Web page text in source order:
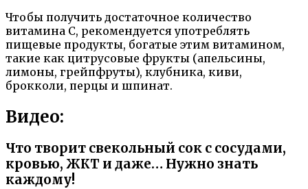
Чтобы получить достаточное количество
витамина С, рекомендуется употреблять
пищевые продукты, богатые этим витамином,
такие как цитрусовые фрукты (апельсины,
лимоны, грейпфруты), клубника, киви,
брокколи, перцы и шпинат.
Видео:
Что творит свекольный сок с сосудами,
кровью, ЖКТ и даже… Нужно знать
каждому!